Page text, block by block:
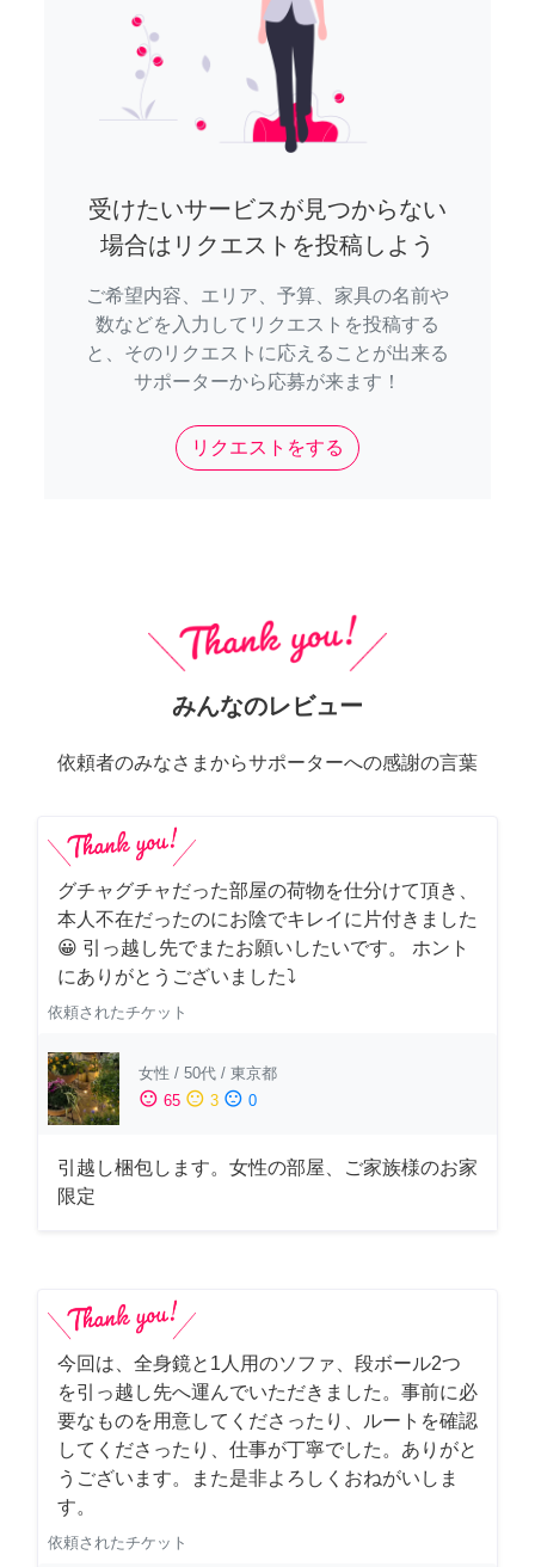
受けたいサービスが見つからない
場合はリクエストを投稿しよう
ご希望内容、エリア、予算、家具の名前や
数などを入力してリクエストを投稿する
と、そのリクエストに応えることが出来る
サポーターから応募が来ます！
リクエストをする
みんなのレビュー
依頼者のみなさまからサポーターへの感謝の言葉
グチャグチャだった部屋の荷物を仕分けて頂き、
本人不在だったのにお陰でキレイに片付きました
😀 引っ越し先でまたお願いしたいです。 ホント
にありがとうございました⤵
依頼されたチケット
女性 / 50代 / 東京都
sentiment_satisfied 65 sentiment_neutral 3 sentiment_dissatisfied 0
引越し梱包します。女性の部屋、ご家族様のお家
限定
今回は、全身鏡と1人用のソファ、段ボール2つ
を引っ越し先へ運んでいただきました。事前に必
要なものを用意してくださったり、ルートを確認
してくださったり、仕事が丁寧でした。ありがと
うございます。また是非よろしくおねがいしま
す。
依頼されたチケット